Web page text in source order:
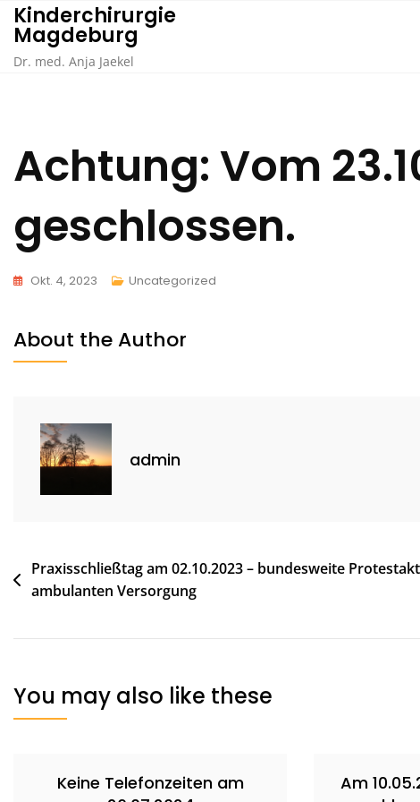
Skip
content
Kinderchirurgie
Magdeburg
Dr. med. Anja Jaekel
Achtung: Vom
geschlossen.
Okt. 4, 2023 Uncategorized
About the Author
admin
Beitragsnavigation
Praxisschließtag am 02.10.2023 – bundesweite
ambulanten Versorgung
You may also like these
Keine Telefonzeiten am
Am